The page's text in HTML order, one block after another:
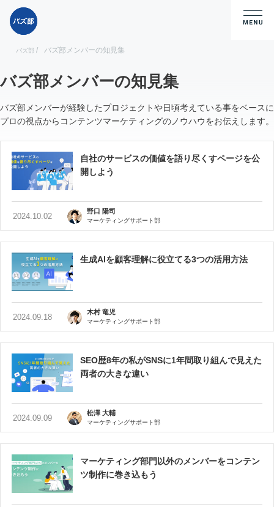
バズ部 / バズ部メンバーの知見集
バズ部メンバーの知見集
バズ部メンバーが経験したプロジェクトや日頃考えている事をベースに
プロの視点からコンテンツマーケティングのノウハウをお伝えします。
自社のサービスの価値を語り尽くすページを公
開しよう
2024.10.02
野口 陽司
マーケティングサポート部
生成AIを顧客理解に役立てる3つの活用方法
2024.09.18
木村 竜児
マーケティングサポート部
SEO歴8年の私がSNSに1年間取り組んで見えた
両者の大きな違い
2024.09.09
松澤 大輔
マーケティングサポート部
マーケティング部門以外のメンバーをコンテン
ツ制作に巻き込もう